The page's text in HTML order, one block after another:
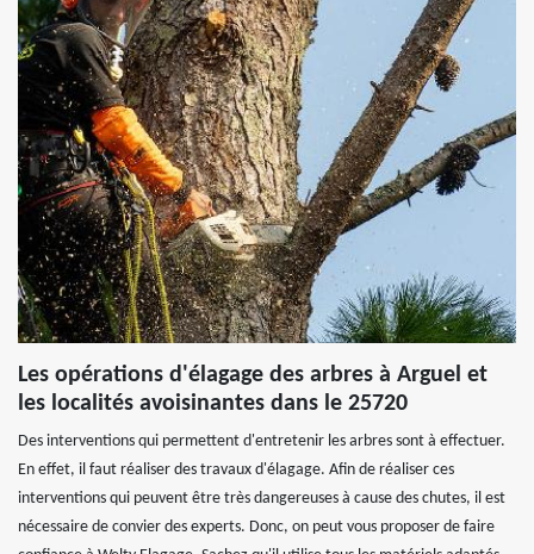
Les opérations d'élagage des arbres à Arguel et
les localités avoisinantes dans le 25720
Des interventions qui permettent d'entretenir les arbres sont à effectuer.
En effet, il faut réaliser des travaux d'élagage. Afin de réaliser ces
interventions qui peuvent être très dangereuses à cause des chutes, il est
nécessaire de convier des experts. Donc, on peut vous proposer de faire